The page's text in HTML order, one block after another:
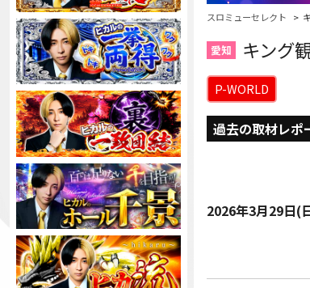
スロミューセレクト
愛知 キング
P-WORLD
過去の取材レポ
2026年3月29日(